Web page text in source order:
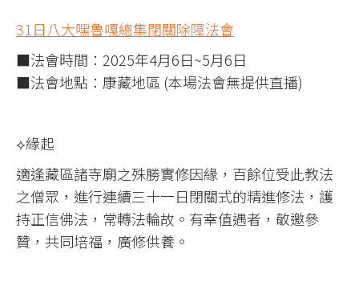
31日八大嘿魯嘎總集閉關除障法會
■法會時間：2025年4月6日~5月6日
■法會地點：康藏地區 (本場法會無提供直播)
⟡緣起
適逢藏區諸寺廟之殊勝實修因緣，百餘位受此教法
之僧眾，進行連續三十一日閉關式的精進修法，護
持正信佛法，常轉法輪故。有幸值遇者，敬邀參
贊，共同培福，廣修供養。